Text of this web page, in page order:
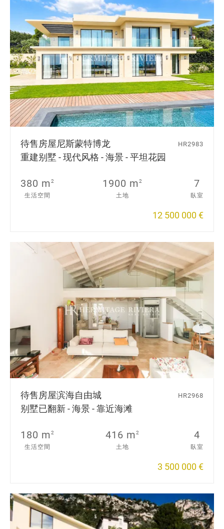
待售房屋尼斯蒙特博龙
重建别墅 - 现代风格 - 海景 - 平坦花园
HR2983
380 m2
生活空間
1900 m2
土地
7
臥室
12 500 000 €
待售房屋滨海自由城
别墅已翻新 - 海景 - 靠近海滩
HR2968
180 m2
生活空間
416 m2
土地
4
臥室
3 500 000 €